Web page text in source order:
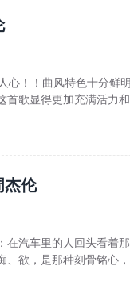
！！曲风特色十分鲜
歌显得更加充满活力
杰伦
在汽车里的人回头看着
欲，是那种刻骨铭心